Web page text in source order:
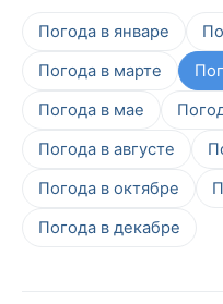
Погода в январе
Погода в марте
Погода в мае
Погода в августе
Погода в октябре
Погода в декабре